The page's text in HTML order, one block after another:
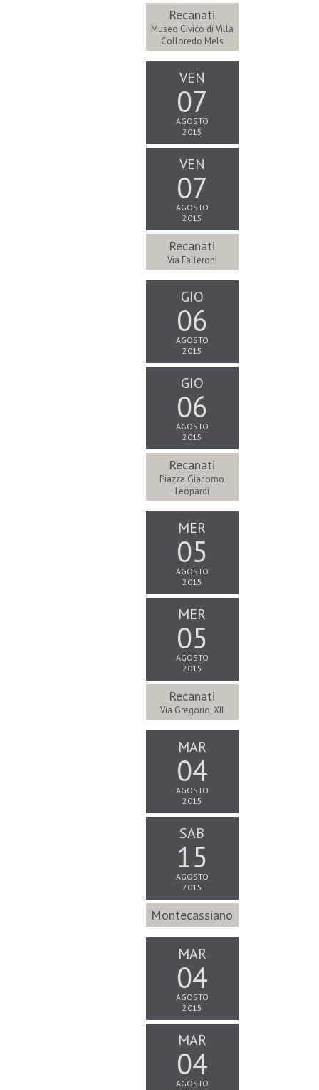
Recanati
Museo Civico di Villa
Colloredo Mels
VEN
07
AGOSTO
2015
VEN
07
AGOSTO
2015
Recanati
Via Falleroni
GIO
06
AGOSTO
2015
GIO
06
AGOSTO
2015
Recanati
Piazza Giacomo
Leopardi
MER
05
AGOSTO
2015
MER
05
AGOSTO
2015
Recanati
Via Gregorio, XII
MAR
04
AGOSTO
2015
SAB
15
AGOSTO
2015
Montecassiano
MAR
04
AGOSTO
2015
MAR
04
AGOSTO